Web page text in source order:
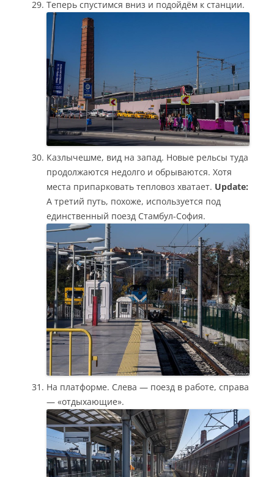
Теперь спустимся вниз и подойдём к станции.
Казлычешме, вид на запад. Новые рельсы туда
продолжаются недолго и обрываются. Хотя
места припарковать тепловоз хватает. Update:
А третий путь, похоже, используется под
единственный поезд Стамбул-София.
На платформе. Слева — поезд в работе, справа
— «отдыхающие».